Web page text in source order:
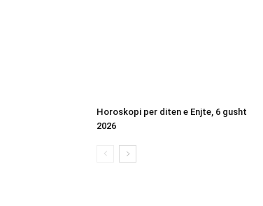
Horoskopi per diten e Enjte, 6 gusht
2026